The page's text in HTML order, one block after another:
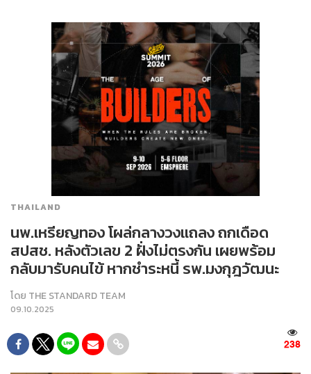
THAILAND
นพ.เหรียญทอง โผล่กลางวงแถลง ถกเดือด
สปสช. หลังตัวเลข 2 ฝั่งไม่ตรงกัน เผยพร้อม
กลับมารับคนไข้ หากชำระหนี้ รพ.มงกุฎวัฒนะ
โดย THE STANDARD TEAM
09.10.2025
238